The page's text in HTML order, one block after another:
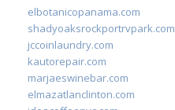
elbotanicopanama.com
shadyoaksrockportrvpark.com
jccoinlaundry.com
kautorepair.com
marjaeswinebar.com
elmazatlanclinton.com